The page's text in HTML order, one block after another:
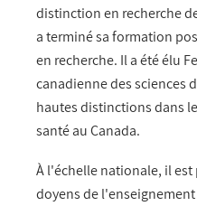
distinction en recherche
a terminé sa formation
en recherche. Il a été élu
canadienne des sciences
hautes distinctions dans
santé au Canada.
À l'échelle nationale, il est
doyens de